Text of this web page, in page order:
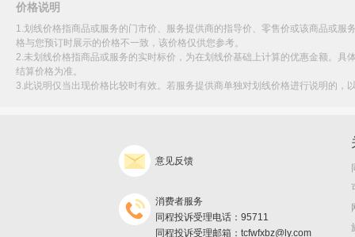
价格说明
1.划线价格指商品或服务的门市价、服务提供商的指导价、零售价或该商品或
格与您预订时展示的价格不一致，该价格仅供您参考。
2.未划线价格指商品或服务的实时标价，为在划线价基础上计算的优惠金额。
结算价格为准。
3.此说明仅当出现价格比较时有效。若服务提供商单独对划线价格进行说明的
意见反馈
消费者服务
同程投诉受理电话：95711
同程投诉受理邮箱：tcfwfxbz@ly.com